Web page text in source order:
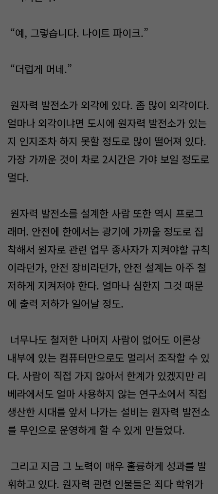
“예, 그렇습니다. 나이트 파이크.”
“더럽게 머네.”
원자력 발전소가 외각에 있다. 좀 많이 외각이다.
얼마나 외각이냐면 도시에 원자력 발전소가 있는
지 인지조차 하지 못할 정도로 많이 떨어져 있다.
가장 가까운 것이 차로 2시간은 가야 보일 정도로
멀다.
원자력 발전소를 설계한 사람 또한 역시 프로그
래머. 안전에 한에서는 광기에 가까울 정도로 집
착해서 원자로 관련 업무 종사자가 지켜야할 규칙
이라던가, 안전 장비라던가, 안전 설계는 아주 철
저하게 지켜져야 한다. 얼마나 심한지 그것 때문
에 출력 저하가 일어날 정도.
너무나도 철저한 나머지 사람이 없어도 이론상
내부에 있는 컴퓨터만으로도 멀리서 조작할 수 있
다. 사람이 직접 가지 않아서 한계가 있겠지만 리
베라에서도 얼마 사용하지 않는 연구소에서 직접
생산한 시대를 앞서 나가는 설비는 원자력 발전소
를 무인으로 운영하게 할 수 있게 만들었다.
그리고 지금 그 노력이 매우 훌륭하게 성과를 발
휘하고 있다. 원자력 관련 인물들은 죄다 학위가